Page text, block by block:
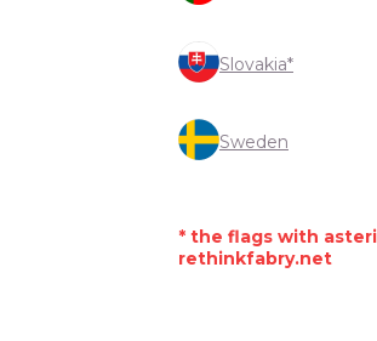
Slovakia*
Sweden
* the flags with
rethinkfabry.net